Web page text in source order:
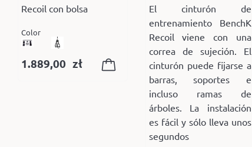
Recoil con bolsa
Color
1.889,00 zł
El cinturón de
entrenamiento BenchK
Recoil viene con una
correa de sujeción. El
cinturón puede fijarse a
barras, soportes e
incluso ramas de
árboles. La instalación
es fácil y sólo lleva unos
segundos